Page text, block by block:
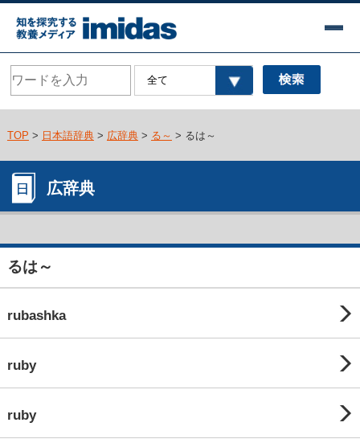
TOP > 日本語辞典> 広辞典> る～ > るは～
広辞典
るは～
rubashka
ruby
ruby